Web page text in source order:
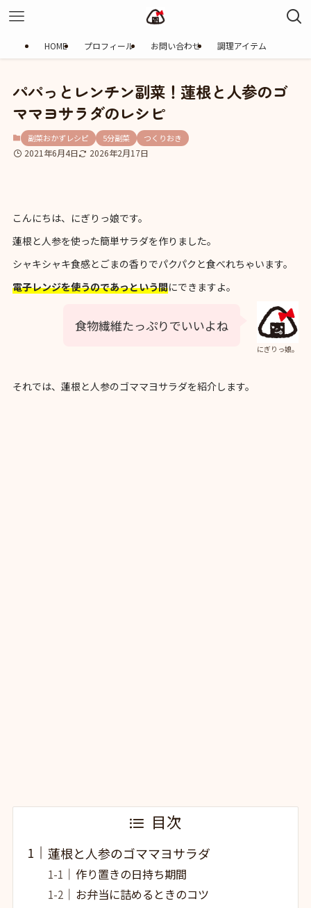
HOME プロフィール お問い合わせ 調理アイテム
パパっとレンチン副菜！蓮根と人参のゴ
ママヨサラダのレシピ
副菜おかずレシピ 5分副菜 つくりおき
2021年6月4日 2026年2月17日
こんにちは、にぎりっ娘です。
蓮根と人参を使った簡単サラダを作りました。
シャキシャキ食感とごまの香りでパクパクと食べれちゃいます。
電子レンジを使うのであっという間にできますよ。
にぎりっ娘。
食物繊維たっぷりでいいよね
それでは、蓮根と人参のゴママヨサラダを紹介します。
目次
蓮根と人参のゴママヨサラダ
作り置きの日持ち期間
お弁当に詰めるときのコツ